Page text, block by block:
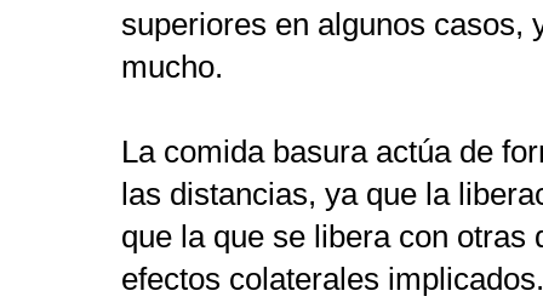
superiores en algunos casos,
mucho.
La comida basura actúa de
las distancias, ya que la
que la que se libera con otras
efectos colaterales